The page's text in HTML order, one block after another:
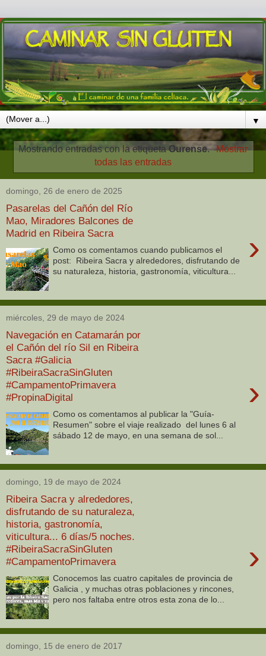
▼
Mostrando entradas con la etiquetaOurense. Mostrar
todas las entradas
domingo, 26 de enero de 2025
Pasarelas del Cañón del Río
Mao, Miradores Balcones de
Madrid en Ribeira Sacra
›
Como os comentamos cuando publicamos el
post: Ribeira Sacra y alrededores, disfrutando de
su naturaleza, historia, gastronomía, viticultura...
miércoles, 29 de mayo de 2024
Navegación en Catamarán por
el Cañón del río Sil en Ribeira
Sacra #Galicia
#RibeiraSacraSinGluten
#CampamentoPrimavera
#PropinaDigital
›
Como os comentamos al publicar la "Guía-
Resumen" sobre el viaje realizado del lunes 6 al
sábado 12 de mayo, en una semana de sol...
domingo, 19 de mayo de 2024
Ribeira Sacra y alrededores,
disfrutando de su naturaleza,
historia, gastronomía,
viticultura... 6 días/5 noches.
#RibeiraSacraSinGluten
#CampamentoPrimavera
›
Conocemos las cuatro capitales de provincia de
Galicia , y muchas otras poblaciones y rincones,
pero nos faltaba entre otros esta zona de lo...
domingo, 15 de enero de 2017